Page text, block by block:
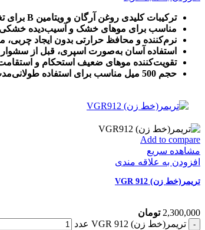
ترکیبات کلیدی روغن آرگان و ویتامین B برای تغذیه و تقویت مو
مناسب برای موهای خشک و آسیب‌دیده خشکی
نرم‌کننده و محافظ حرارتی بدون ایجاد
استفاده آسان به‌صورت اسپری، قبل از
تقویت‌کننده موهای ضعیف استحکام و
حجم 500 میل مناسب برای استفاده طولانی‌مدت و حرفه‌ای
Add to compare
مشاهده سریع
افزودن به علاقه مندی
تریمر(خط زن) VGR 912
2,300,000 تومان
تریمر(خط زن) VGR 912 عدد